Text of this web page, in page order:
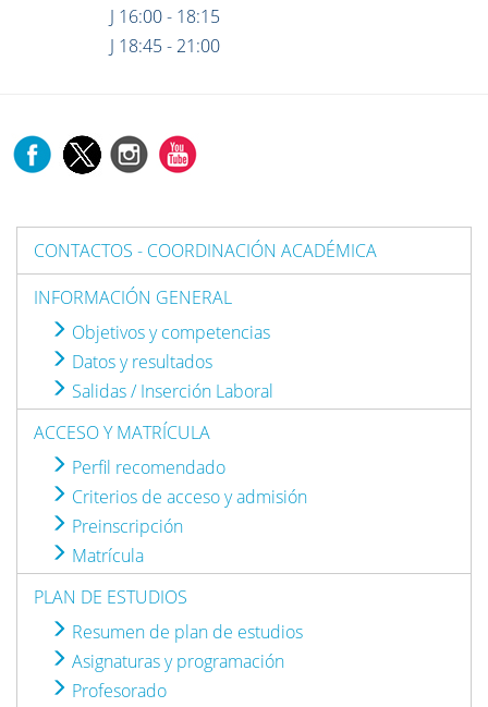
J 16:00 - 18:15
J 18:45 - 21:00
CONTACTOS - COORDINACIÓN ACADÉMICA
INFORMACIÓN GENERAL
Objetivos y competencias
Datos y resultados
Salidas / Inserción Laboral
ACCESO Y MATRÍCULA
Perfil recomendado
Criterios de acceso y admisión
Preinscripción
Matrícula
PLAN DE ESTUDIOS
Resumen de plan de estudios
Asignaturas y programación
Profesorado